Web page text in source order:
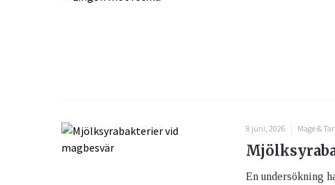
8 juni, 2026 Mage &
En undersökning